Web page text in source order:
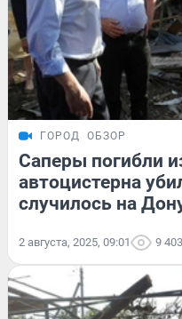
ГОРОД ОБЗОР
Саперы погибли
автоцистерна
случилось на
2 августа, 2025, 09:01 9 403